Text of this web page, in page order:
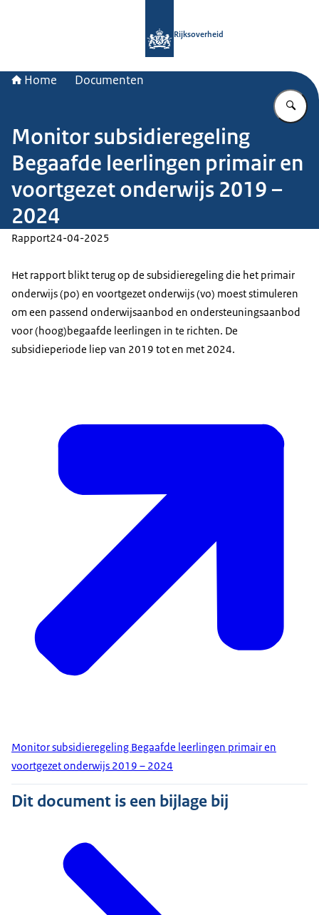
Rijksoverheid
Home Documenten
Monitor subsidieregeling
Begaafde leerlingen primair en
voortgezet onderwijs 2019 –
2024
Rapport24-04-2025
Het rapport blikt terug op de subsidieregeling die het primair
onderwijs (po) en voortgezet onderwijs (vo) moest stimuleren
om een passend onderwijsaanbod en ondersteuningsaanbod
voor (hoog)begaafde leerlingen in te richten. De
subsidieperiode liep van 2019 tot en met 2024.
Monitor subsidieregeling Begaafde leerlingen primair en
voortgezet onderwijs 2019 – 2024
Dit document is een bijlage bij